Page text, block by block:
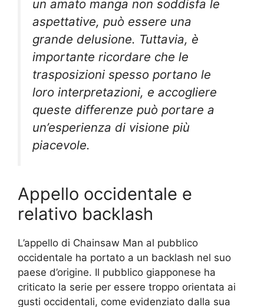
un amato manga non soddisfa le
aspettative, può essere una
grande delusione. Tuttavia, è
importante ricordare che le
trasposizioni spesso portano le
loro interpretazioni, e accogliere
queste differenze può portare a
un’esperienza di visione più
piacevole.
Appello occidentale e
relativo backlash
L’appello di Chainsaw Man al pubblico
occidentale ha portato a un backlash nel suo
paese d’origine. Il pubblico giapponese ha
criticato la serie per essere troppo orientata ai
gusti occidentali, come evidenziato dalla sua